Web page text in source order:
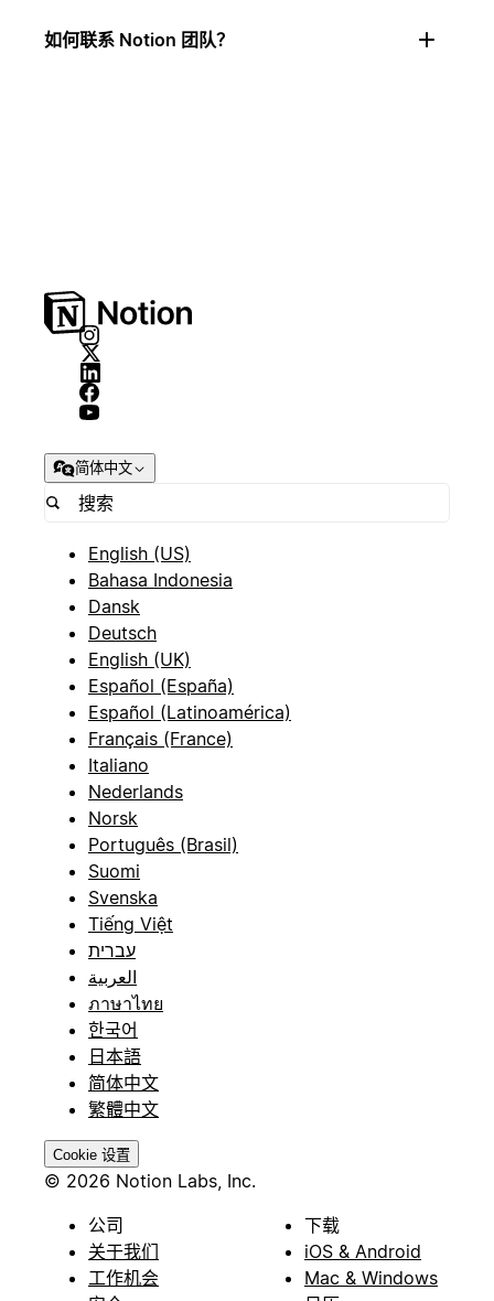
如何联系 Notion 团队？
简体中文
English (US)
Bahasa Indonesia
Dansk
Deutsch
English (UK)
Español (España)
Español (Latinoamérica)
Français (France)
Italiano
Nederlands
Norsk
Português (Brasil)
Suomi
Svenska
Tiếng Việt
עברית
العربية
ภาษาไทย
한국어
日本語
简体中文
繁體中文
Cookie 设置
© 2026 Notion Labs, Inc.
公司
关于我们
工作机会
下载
iOS & Android
Mac & Windows